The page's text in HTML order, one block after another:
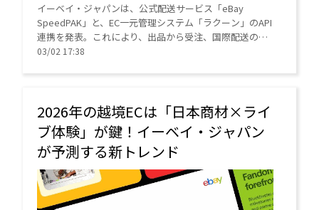
イーベイ・ジャパンは、公式配送サービス「eBay
SpeedPAK」と、EC一元管理システム「ラクーン」のAPI
連携を発表。これにより、出品から受注、国際配送の手
配までを単一のツールで完結。複数ツール併用の手間を
03/02 17:38
2026年の越境ECは「日本商材×ライ
ブ体験」が鍵！イーベイ・ジャパン
が予測する新トレンド